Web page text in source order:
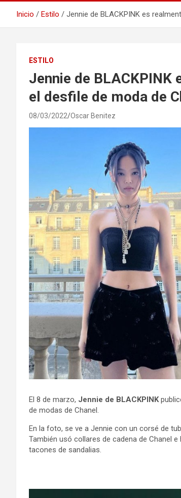
Inicio Estilo Jennie de BLACKPINK es
ESTILO
Jennie de
el desfile de moda de
08/03/2022 Oscar Benitez
El 8 de marzo, Jennie de BLACKPINK
de modas de Chanel.
En la foto, se ve a Jennie con un corsé de
También usó collares de cadena de Chanel
tacones de sandalias.